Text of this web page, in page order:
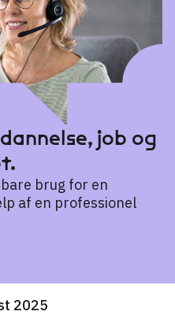
job og
brug for en
af en professionel
2025